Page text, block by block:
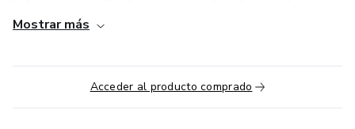
profesionales.
¿QUÉ VAS A LOGRAR?
Adquirirás una comprensión profunda de los aspectos que
Mostrar más
Acceder al producto comprado